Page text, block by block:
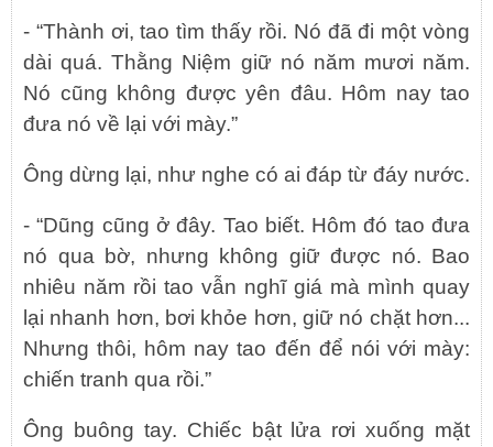
- “Thành ơi, tao tìm thấy rồi. Nó đã đi một vòng
dài quá. Thằng Niệm giữ nó năm mươi năm.
Nó cũng không được yên đâu. Hôm nay tao
đưa nó về lại với mày.”
Ông dừng lại, như nghe có ai đáp từ đáy nước.
- “Dũng cũng ở đây. Tao biết. Hôm đó tao đưa
nó qua bờ, nhưng không giữ được nó. Bao
nhiêu năm rồi tao vẫn nghĩ giá mà mình quay
lại nhanh hơn, bơi khỏe hơn, giữ nó chặt hơn...
Nhưng thôi, hôm nay tao đến để nói với mày:
chiến tranh qua rồi.”
Ông buông tay. Chiếc bật lửa rơi xuống mặt